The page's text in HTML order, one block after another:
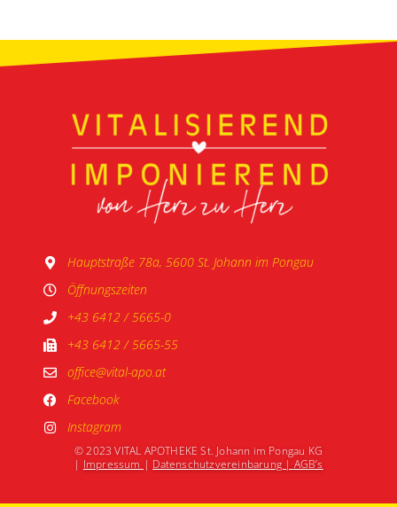
Hauptstraße 78a, 5600 St. Johann im Pongau
Öffnungszeiten
+43 6412 / 5665-0
+43 6412 / 5665-55
office@vital-apo.at
Facebook
Instagram
© 2023 VITAL APOTHEKE St. Johann im Pongau KG
| Impressum | Datenschutzvereinbarung | AGB’s